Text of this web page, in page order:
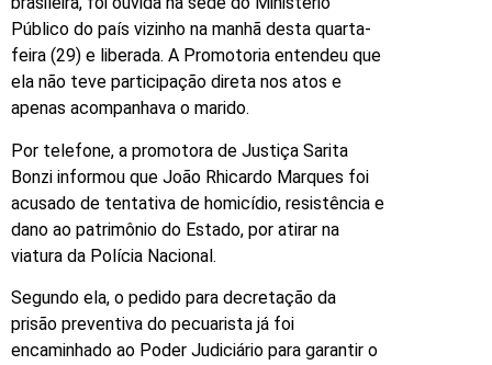
Público do país vizinho na manhã desta quarta-
feira (29) e liberada. A Promotoria entendeu que
ela não teve participação direta nos atos e
apenas acompanhava o marido.
Por telefone, a promotora de Justiça Sarita
Bonzi informou que João Rhicardo Marques foi
acusado de tentativa de homicídio, resistência e
dano ao patrimônio do Estado, por atirar na
viatura da Polícia Nacional.
Segundo ela, o pedido para decretação da
prisão preventiva do pecuarista já foi
encaminhado ao Poder Judiciário para garantir o